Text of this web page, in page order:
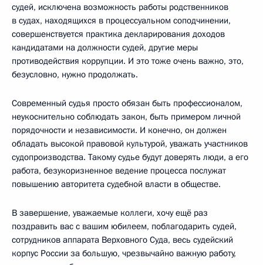
судей, исключена возможность работы родственников
в судах, находящихся в процессуальном соподчинении,
совершенствуется практика декларирования доходов
кандидатами на должности судей, другие меры
противодействия коррупции. И это тоже очень важно, это,
безусловно, нужно продолжать.
Современный судья просто обязан быть профессионалом,
неукоснительно соблюдать закон, быть примером личной
порядочности и независимости. И конечно, он должен
обладать высокой правовой культурой, уважать участников
судопроизводства. Такому судье будут доверять люди, а его
работа, безукоризненное ведение процесса послужат
повышению авторитета судебной власти в обществе.
В завершение, уважаемые коллеги, хочу ещё раз
поздравить вас с вашим юбилеем, поблагодарить судей,
сотрудников аппарата Верховного Суда, весь судейский
корпус России за большую, чрезвычайно важную работу,